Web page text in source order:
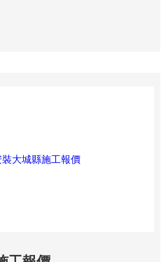
先來了解下鐵皮保溫施工工藝